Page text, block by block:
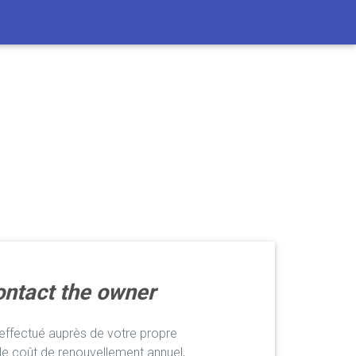
the owner
auprès de votre propre
coût de renouvellement annuel,